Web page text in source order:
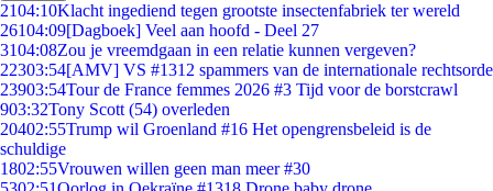
2104:10Klacht ingediend tegen grootste insectenfabriek ter wereld
26104:09[Dagboek] Veel aan hoofd - Deel 27
3104:08Zou je vreemdgaan in een relatie kunnen vergeven?
22303:54[AMV] VS #1312 spammers van de internationale rechtsorde
23903:54Tour de France femmes 2026 #3 Tijd voor de borstcrawl
903:32Tony Scott (54) overleden
20402:55Trump wil Groenland #16 Het opengrensbeleid is de
schuldige
1802:55Vrouwen willen geen man meer #30